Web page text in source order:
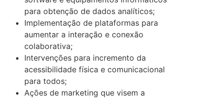
para obtenção de dados analíticos;
Implementação de plataformas para
aumentar a interação e conexão
colaborativa;
Intervenções para incremento da
acessibilidade física e comunicacional
para todos;
Ações de marketing que visem a